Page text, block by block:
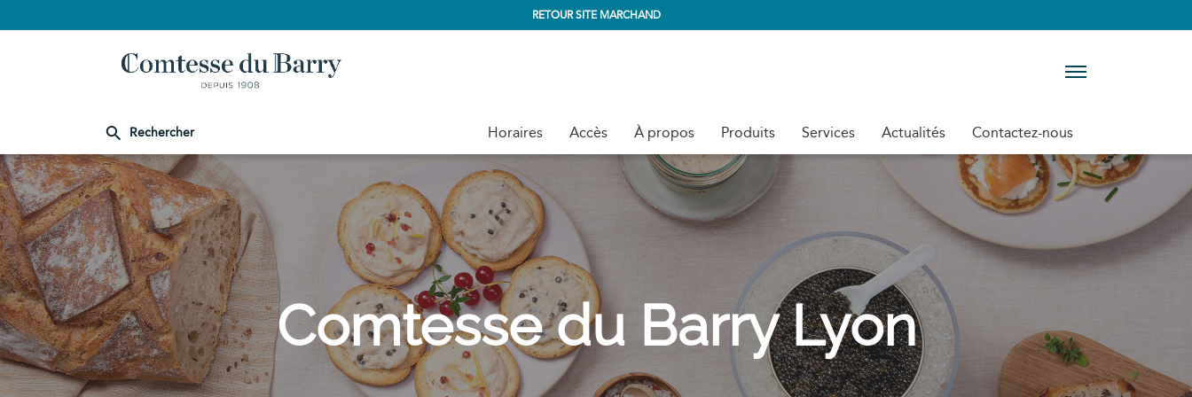
RETOUR SITE MARCHAND
Menu
Rechercher Horaires Accès À propos Produits Services Actualités
Contactez-nous
Comtesse
du
Barry
Comtesse du Barry Lyon